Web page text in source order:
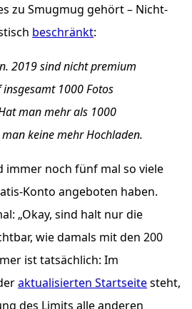
zu Smugmug gehört – Nicht-
beschränkt:
2019 sind nicht premium
insgesamt 1000 Fotos
man mehr als 1000
keine mehr Hochladen.
immer noch fünf mal so viele
Konto angeboten haben.
„Okay, sind halt nur die
wie damals mit den 200
ist tatsächlich: Im
aktualisierten Startseitesteht,
des Limits alle anderen